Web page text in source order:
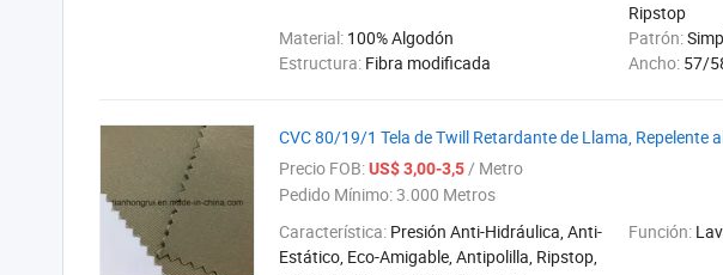
Ripstop
Material: 100% Algodón Patrón:
Estructura: Fibra modificada Ancho: 57/
CVC 80/19/1 Tela de Twill Retardante de Llama, Repelente
Precio FOB:US$ 3,00-3,5/ Metro
Pedido Mínimo:3.000 Metros
Característica: Presión Anti-Hidráulica, Anti-
Estático, Eco-Amigable, Antipolilla, Ripstop,
Función: